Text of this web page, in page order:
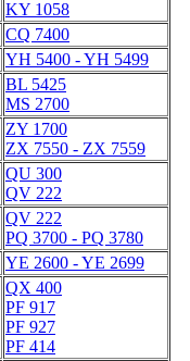
KY 1058
CQ 7400
YH 5400 - YH 5499
BL 5425
MS 2700
ZY 1700
ZX 7550 - ZX 7559
QU 300
QV 222
QV 222
PQ 3700 - PQ 3780
YE 2600 - YE 2699
QX 400
PF 917
PF 927
PF 414